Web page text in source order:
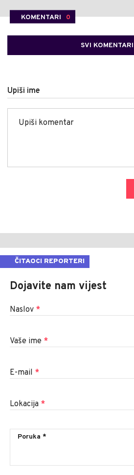
KOMENTARI 0
SVI KOMENTARI
Upiši ime
ČITAOCI REPORTERI
Dojavite nam vijest
Naslov *
Vaše ime *
E-mail *
Lokacija *